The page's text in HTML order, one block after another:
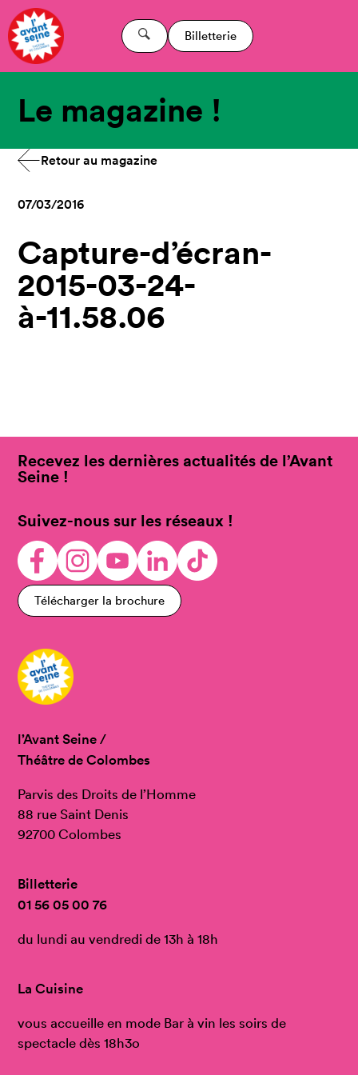
Billetterie
Le magazine !
Retour au magazine
07/03/2016
Capture-d’écran-
2015-03-24-
à-11.58.06
Recevez les dernières actualités de l’Avant
Seine !
Suivez-nous sur les réseaux !
Télécharger la brochure
l’Avant Seine /
Théâtre de Colombes
Parvis des Droits de l’Homme
88 rue Saint Denis
92700 Colombes
Billetterie
01 56 05 00 76
du lundi au vendredi de 13h à 18h
La Cuisine
vous accueille en mode Bar à vin les soirs de
spectacle dès 18h3o